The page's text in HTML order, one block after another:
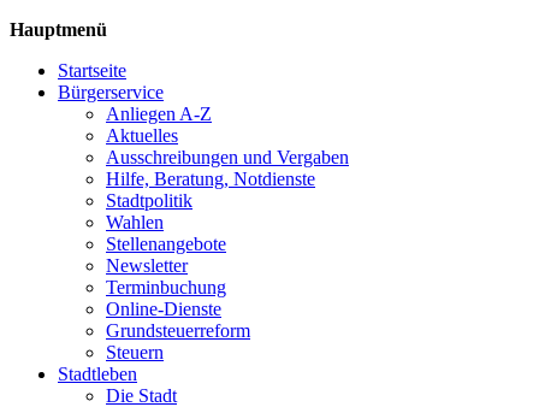
Hauptmenü
Startseite
Bürgerservice
Anliegen A-Z
Aktuelles
Ausschreibungen und Vergaben
Hilfe, Beratung, Notdienste
Stadtpolitik
Wahlen
Stellenangebote
Newsletter
Terminbuchung
Online-Dienste
Grundsteuerreform
Steuern
Stadtleben
Die Stadt